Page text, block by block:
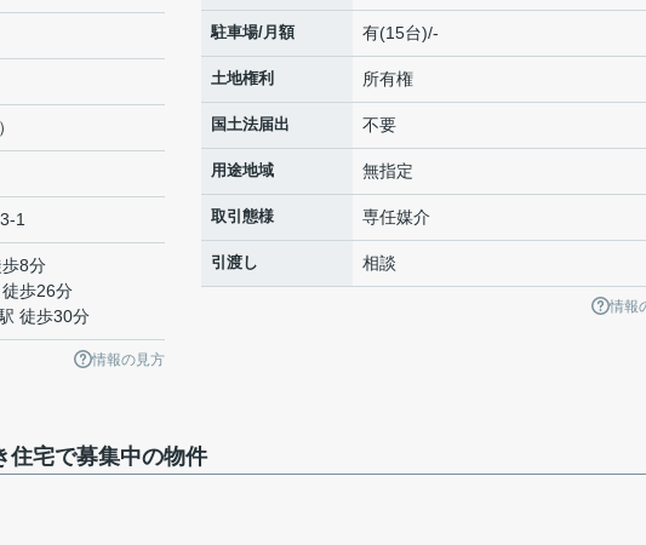
1
歩8分
徒歩26分
徒歩30分
情報の見方
駐車場/月額 有(15台)/-
土地権利 所有権
国土法届出 不要
用途地域 無指定
取引態様 専任媒介
引渡し 相談
情報
宅で募集中の物件